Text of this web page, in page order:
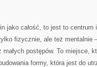
jako całość, to jest to centrum
fizycznie, ale też mentalnie
postępów. To miejsce,
formy, która jest do